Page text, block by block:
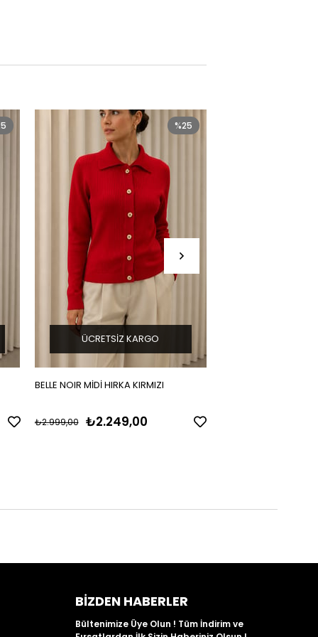
BELLE NOIR MİDİ HIRKA KIRMIZI
₺2.249,00
₺2.999,00
%25
ÜCRETSIZ KARGO
BIZDEN HABERLER
Bültenimize Üye Olun ! Tüm İndirim ve